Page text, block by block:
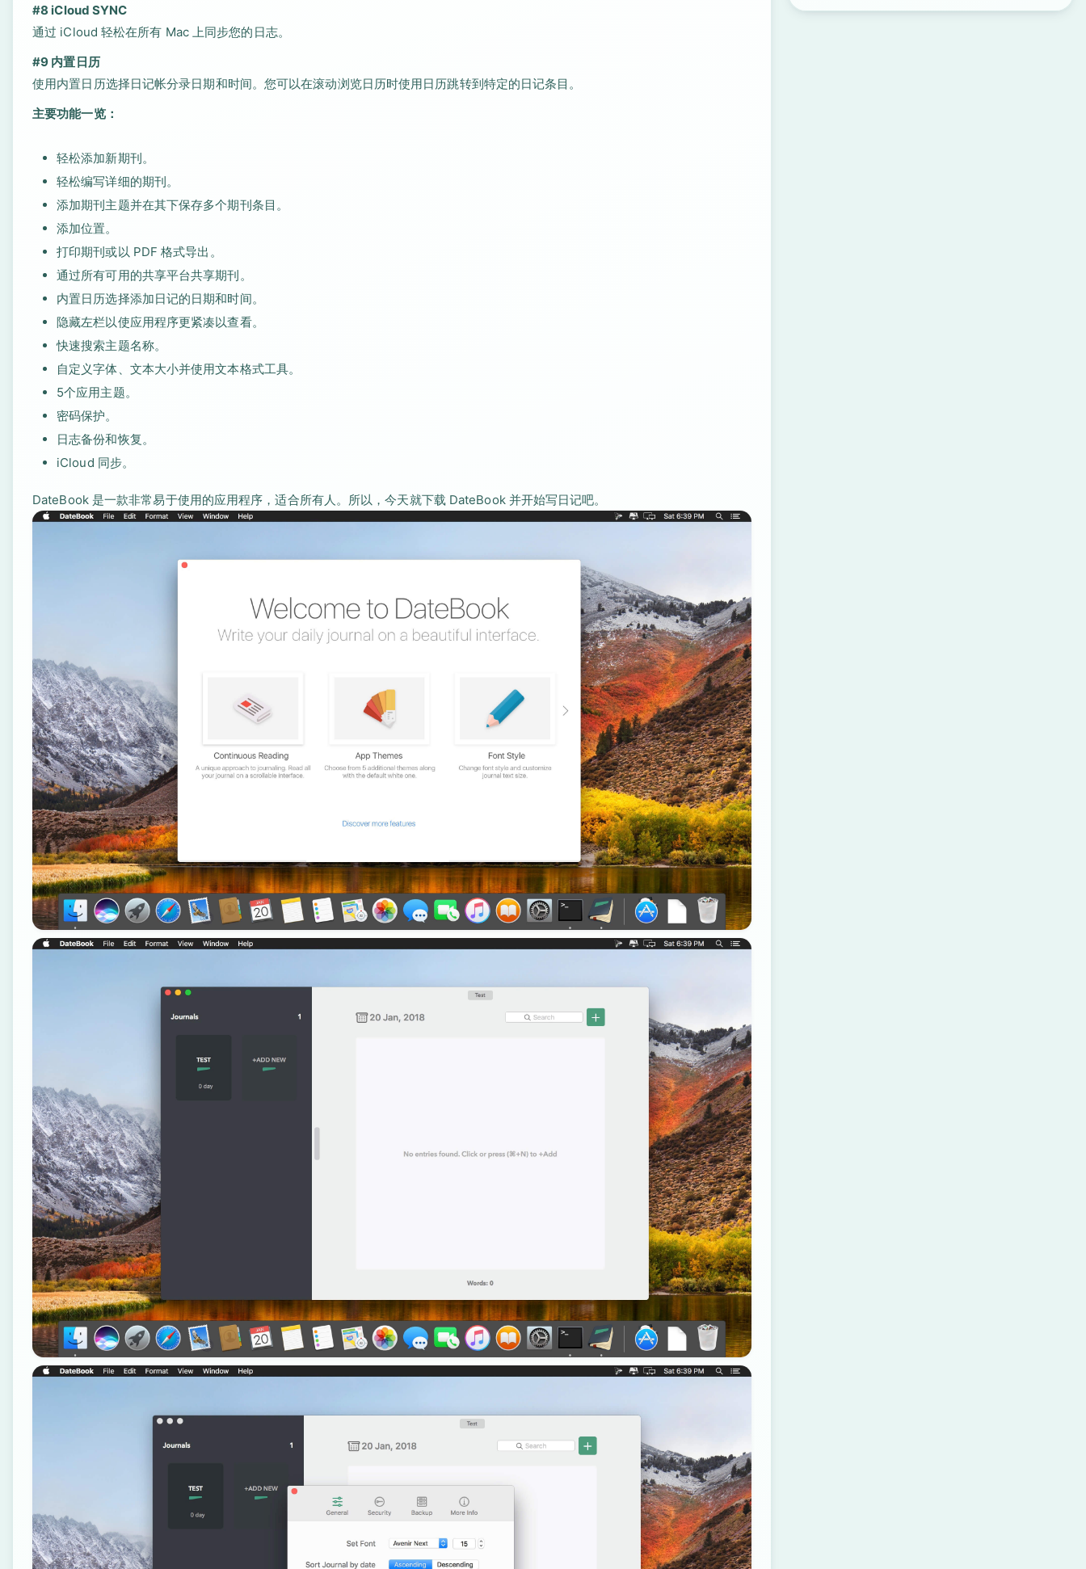
#8 iCloud SYNC
通过 iCloud 轻松在所有 Mac 上同步您的日志。
#9 内置日历
使用内置日历选择日记帐分录日期和时间。您可以在滚动浏览日历时使用日历跳转到特定的日记条目。
主要功能一览：
轻松添加新期刊。
轻松编写详细的期刊。
添加期刊主题并在其下保存多个期刊条目。
添加位置。
打印期刊或以 PDF 格式导出。
通过所有可用的共享平台共享期刊。
内置日历选择添加日记的日期和时间。
隐藏左栏以使应用程序更紧凑以查看。
快速搜索主题名称。
自定义字体、文本大小并使用文本格式工具。
5个应用主题。
密码保护。
日志备份和恢复。
iCloud 同步。
DateBook 是一款非常易于使用的应用程序，适合所有人。所以，今天就下载 DateBook 并开始写日记吧。